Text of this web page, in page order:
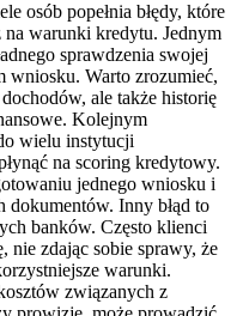
osób popełnia błędy, które
na warunki kredytu. Jednym
sprawdzenia swojej
wniosku. Warto zrozumieć,
ale także historię
Kolejnym
wielu instytucji
na scoring kredytowy.
jednego wniosku i
dokumentów. Inny błąd to
banków. Często klienci
nie zdając sobie sprawy, że
warunki.
związanych z